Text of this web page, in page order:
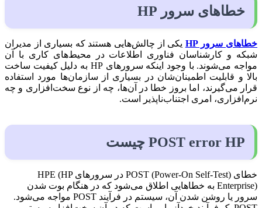
خطاهای سرور HP
خطاهای سرور HP
یکی از چالش‌هایی هستند که بسیاری از مدیران
شبکه و کارشناسان فناوری اطلاعات در محیط‌های کاری با آن
مواجه می‌شوند. با وجود اینکه سرورهای HP به دلیل کیفیت ساخت
بالا و قابلیت اطمینان‌شان در بسیاری از سازمان‌ها مورد استفاده
قرار می‌گیرند، اما بروز خطا در آن‌ها، چه از نوع سخت‌افزاری و چه
نرم‌افزاری، امری اجتناب‌ناپذیر است.
POST error HP چیست
خطای POST (Power-On Self-Test) در سرورهای HPE (HP
Enterprise) به خطاهایی اطلاق می‌شود که در هنگام بوت شدن
سرور یا روشن شدن آن، سیستم در فرآیند POST مواجه می‌شود.